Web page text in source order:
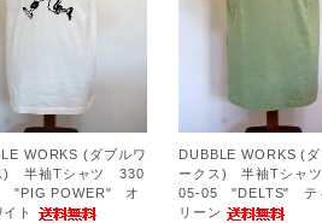
WORKS (ダブルワ
) 半袖Tシャツ 330
"PIG POWER" オ
ト
DUBBLE WORKS (ダ
ークス) 半袖Tシャ
05-05 "DELTS" テ
リーン